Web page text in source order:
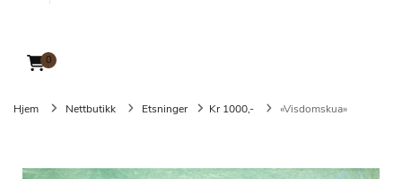
0
Hjem Nettbutikk Etsninger Kr 1000,- «Visdomskua»